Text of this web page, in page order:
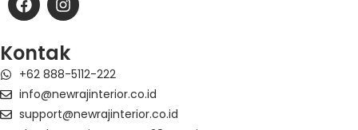
a
e
b
o
o
k
n
t
a
g
r
a
m
Kontak
+62 888-5112-222
info@newrajinterior.co.id
support@newrajinterior.co.id